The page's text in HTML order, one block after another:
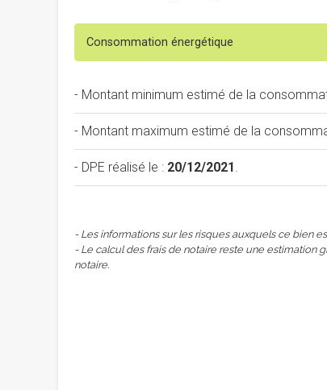
Consommation énergétique
- Montant minimum estimé de la
- Montant maximum estimé de la
- DPE réalisé le : 20/12/2021.
- Les informations sur les risques auxquels ce bien
- Le calcul des frais de notaire reste une estimation
notaire.